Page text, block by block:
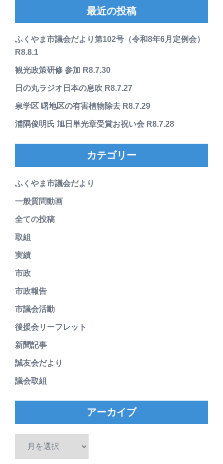
最近の投稿
ふくやま市議会だより第102号（令和8年6月定例会）
R8.8.1
観光政策研修 参加 R8.7.30
日の丸ラジオ日本の息吹 R8.7.27
泉学区 曙地区の有害植物除去 R8.7.29
浦隅俊明氏 旭日単光章受賞お祝い会 R8.7.28
カテゴリー
ふくやま市議会だより
一般質問動画
全ての投稿
取組
実績
市政
市政報告
市議会活動
後援会リーフレット
新聞記事
誠友会だより
議会取組
アーカイブ